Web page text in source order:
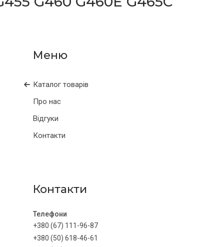
Каталог товарів
Про нас
Відгуки
Контакти
Контакти
+380 (67) 111-96-87
+380 (50) 618-46-61